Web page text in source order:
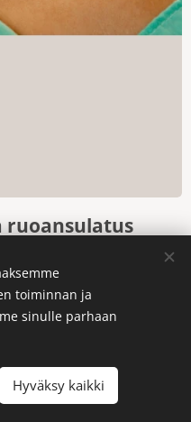
ruoansulatus
oireilu, raskas
jälkeen ja ruoan
toiminnan ja
sinulle parhaan
Hyväksy kaikki